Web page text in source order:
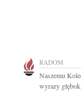
RADOM
Naszemu
wyrazy